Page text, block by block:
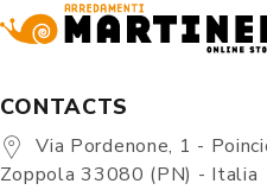
CONTACTS
Via Pordenone, 1 -
Zoppola 33080 (PN) - Italia